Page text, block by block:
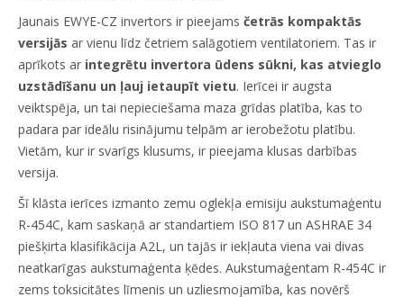
Jaunais EWYE-CZ invertors ir pieejams četrās kompaktās
versijās ar vienu līdz četriem salāgotiem ventilatoriem. Tas ir
aprīkots ar integrētu invertora ūdens sūkni, kas atvieglo
uzstādīšanu un ļauj ietaupīt vietu. Ierīcei ir augsta
veiktspēja, un tai nepieciešama maza grīdas platība, kas to
padara par ideālu risinājumu telpām ar ierobežotu platību.
Vietām, kur ir svarīgs klusums, ir pieejama klusas darbības
versija.
Šī klāsta ierīces izmanto zemu oglekļa emisiju aukstumaģentu
R-454C, kam saskaņā ar standartiem ISO 817 un ASHRAE 34
piešķirta klasifikācija A2L, un tajās ir iekļauta viena vai divas
neatkarīgas aukstumaģenta ķēdes. Aukstumaģentam R-454C ir
zems toksicitātes līmenis un uzliesmojamība, kas novērš